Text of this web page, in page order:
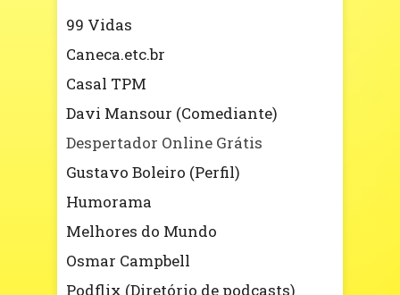
99 Vidas
Caneca.etc.br
Casal TPM
Davi Mansour (Comediante)
Despertador Online Grátis
Gustavo Boleiro (Perfil)
Humorama
Melhores do Mundo
Osmar Campbell
Podflix (Diretório de podcasts)